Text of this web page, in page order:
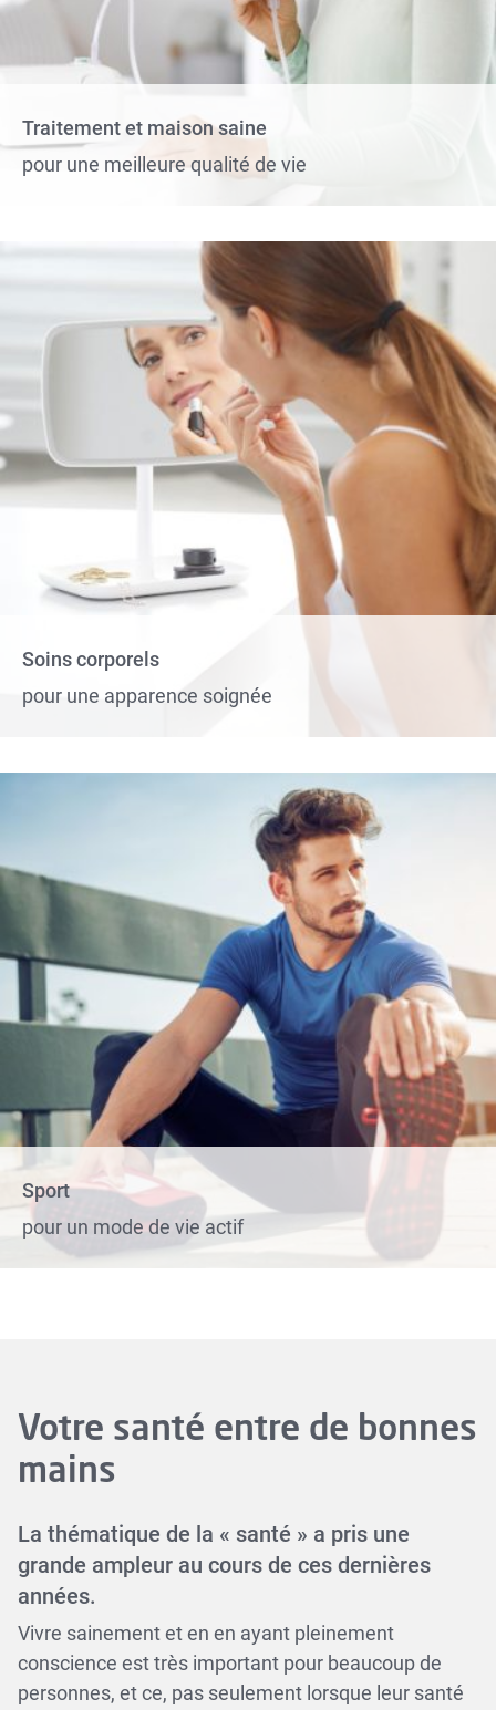
Traitement et maison saine
pour une meilleure qualité de vie
Soins corporels
pour une apparence soignée
Sport
pour un mode de vie actif
Votre santé entre de bonnes
mains
La thématique de la « santé » a pris une
grande ampleur au cours de ces dernières
années.
Vivre sainement et en en ayant pleinement
conscience est très important pour beaucoup de
personnes, et ce, pas seulement lorsque leur santé